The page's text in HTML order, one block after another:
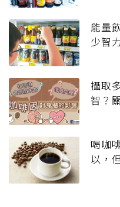
能量
少智
攝取
智？
喝咖
以，